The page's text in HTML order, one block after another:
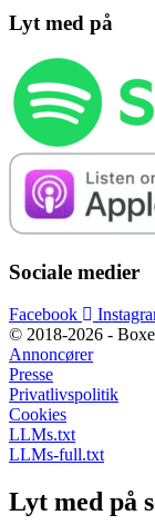
Lyt med på
Sociale medier
Facebook
© 2018-2026 -
Annoncører
Presse
Privatlivspolitik
Cookies
LLMs.txt
LLMs-full.txt
Lyt med på